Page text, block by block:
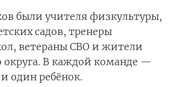
были учителя физкультуры,
садов, тренеры
ветераны СВО и жители
округа. В каждой команде —
один ребёнок.